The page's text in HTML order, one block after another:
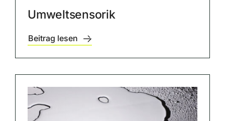
Umweltsensorik
Beitrag lesen